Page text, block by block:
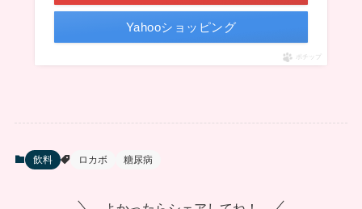
Yahooショッピング
ポチップ
飲料 ロカボ 糖尿病